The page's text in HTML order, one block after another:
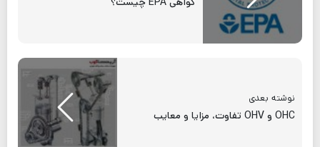
نوشته بعدی
OHC و OHV تفاوت، مزایا و معایب